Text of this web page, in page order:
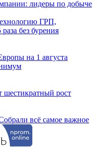
ГРП,
без бурения
на 1 августа
шестикратный рост
всё самое важное